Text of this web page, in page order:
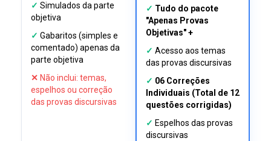
✓ Simulados da parte
objetiva
✓ Gabaritos (simples e
comentado) apenas da
parte objetiva
✕ Não inclui: temas,
espelhos ou correção
das provas discursivas
✓ Tudo do pacote
"Apenas Provas
Objetivas" +
✓ Acesso aos temas
das provas discursivas
✓ 06 Correções
Individuais (Total de 12
questões corrigidas)
✓ Espelhos das provas
discursivas